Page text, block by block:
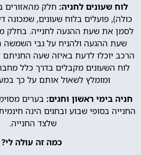
לוח שעונים לחניה: חלק מהאזורים
כולה), פועלים בלוח שעונים, שמכונה
לסמן את שעת ההגעה לחנייה. בחלק
שעת ההגעה ולהניח על גבי השמשה
הרכב יוכלו לדעת באיזה שעה
לוח השעונים מקבלים בדרך כלל
ומומלץ לשאול אותם על כך
חניה בימי ראשון וחגים: בערים
החנייה בסופי שבוע ובחגים הינה
שלצד החנייה.
כמה זה עולה לי?